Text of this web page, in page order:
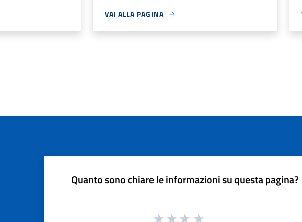
VAI ALLA PAGINA
Quanto sono chiare le informazioni su questa pagina?